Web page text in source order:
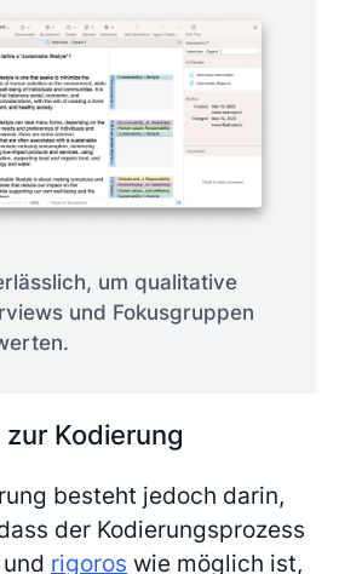
um qualitative
und Fokusgruppen
Kodierung
besteht jedoch darin,
der Kodierungsprozess
rigoros wie möglich ist,